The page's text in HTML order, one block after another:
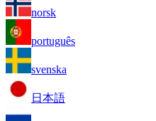
norsk
português
svenska
日本語